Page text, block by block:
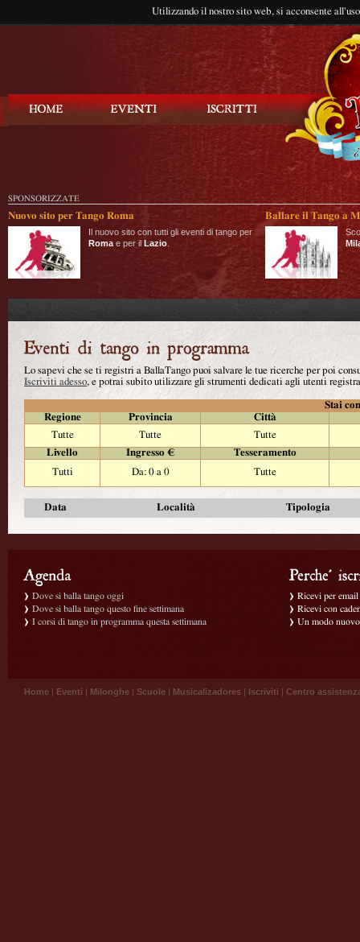
Utilizzando il nostro sito web, si acconsente
SPONSORIZZATE
Nuovo sito per Tango Roma
Il nuovo sito con tutti gli eventi di tango per
Roma e per il Lazio
Ballare il Tango a
Lo sapevi che se ti registri a BallaTango puoi salvare le tue ricerche per poi
Iscriviti adesso, e potrai subito utilizzare gli strumenti dedicati agli utenti
Stai
Regione
Provincia
Città
Tutte
Tutte
Tutte
Livello
Ingresso €
Tesseramento
Tutti
Da: 0 a 0 Tutte
Data Località Tipologia
Dove si balla tango oggi
Dove si balla tango questo fine settimana
I corsi di tango in programma questa settimana
Ricevi per
Ricevi con
Un modo
Home | Eventi | Milonghe | Scuole | Musicalizadores | Iscriviti | Centro